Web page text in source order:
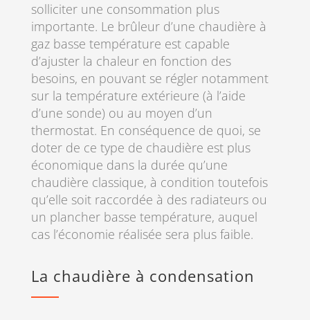
solliciter une consommation plus
importante. Le brûleur d’une chaudière à
gaz basse température est capable
d’ajuster la chaleur en fonction des
besoins, en pouvant se régler notamment
sur la température extérieure (à l’aide
d’une sonde) ou au moyen d’un
thermostat. En conséquence de quoi, se
doter de ce type de chaudière est plus
économique dans la durée qu’une
chaudière classique, à condition toutefois
qu’elle soit raccordée à des radiateurs ou
un plancher basse température, auquel
cas l’économie réalisée sera plus faible.
La chaudière à condensation